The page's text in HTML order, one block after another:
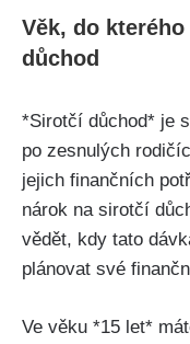
Věk, do
důchod
*Sirotčí důchod* je
po zesnulých
jejich finančních
nárok na sirotčí
vědět, kdy tato
plánovat své
Ve věku *15 let*